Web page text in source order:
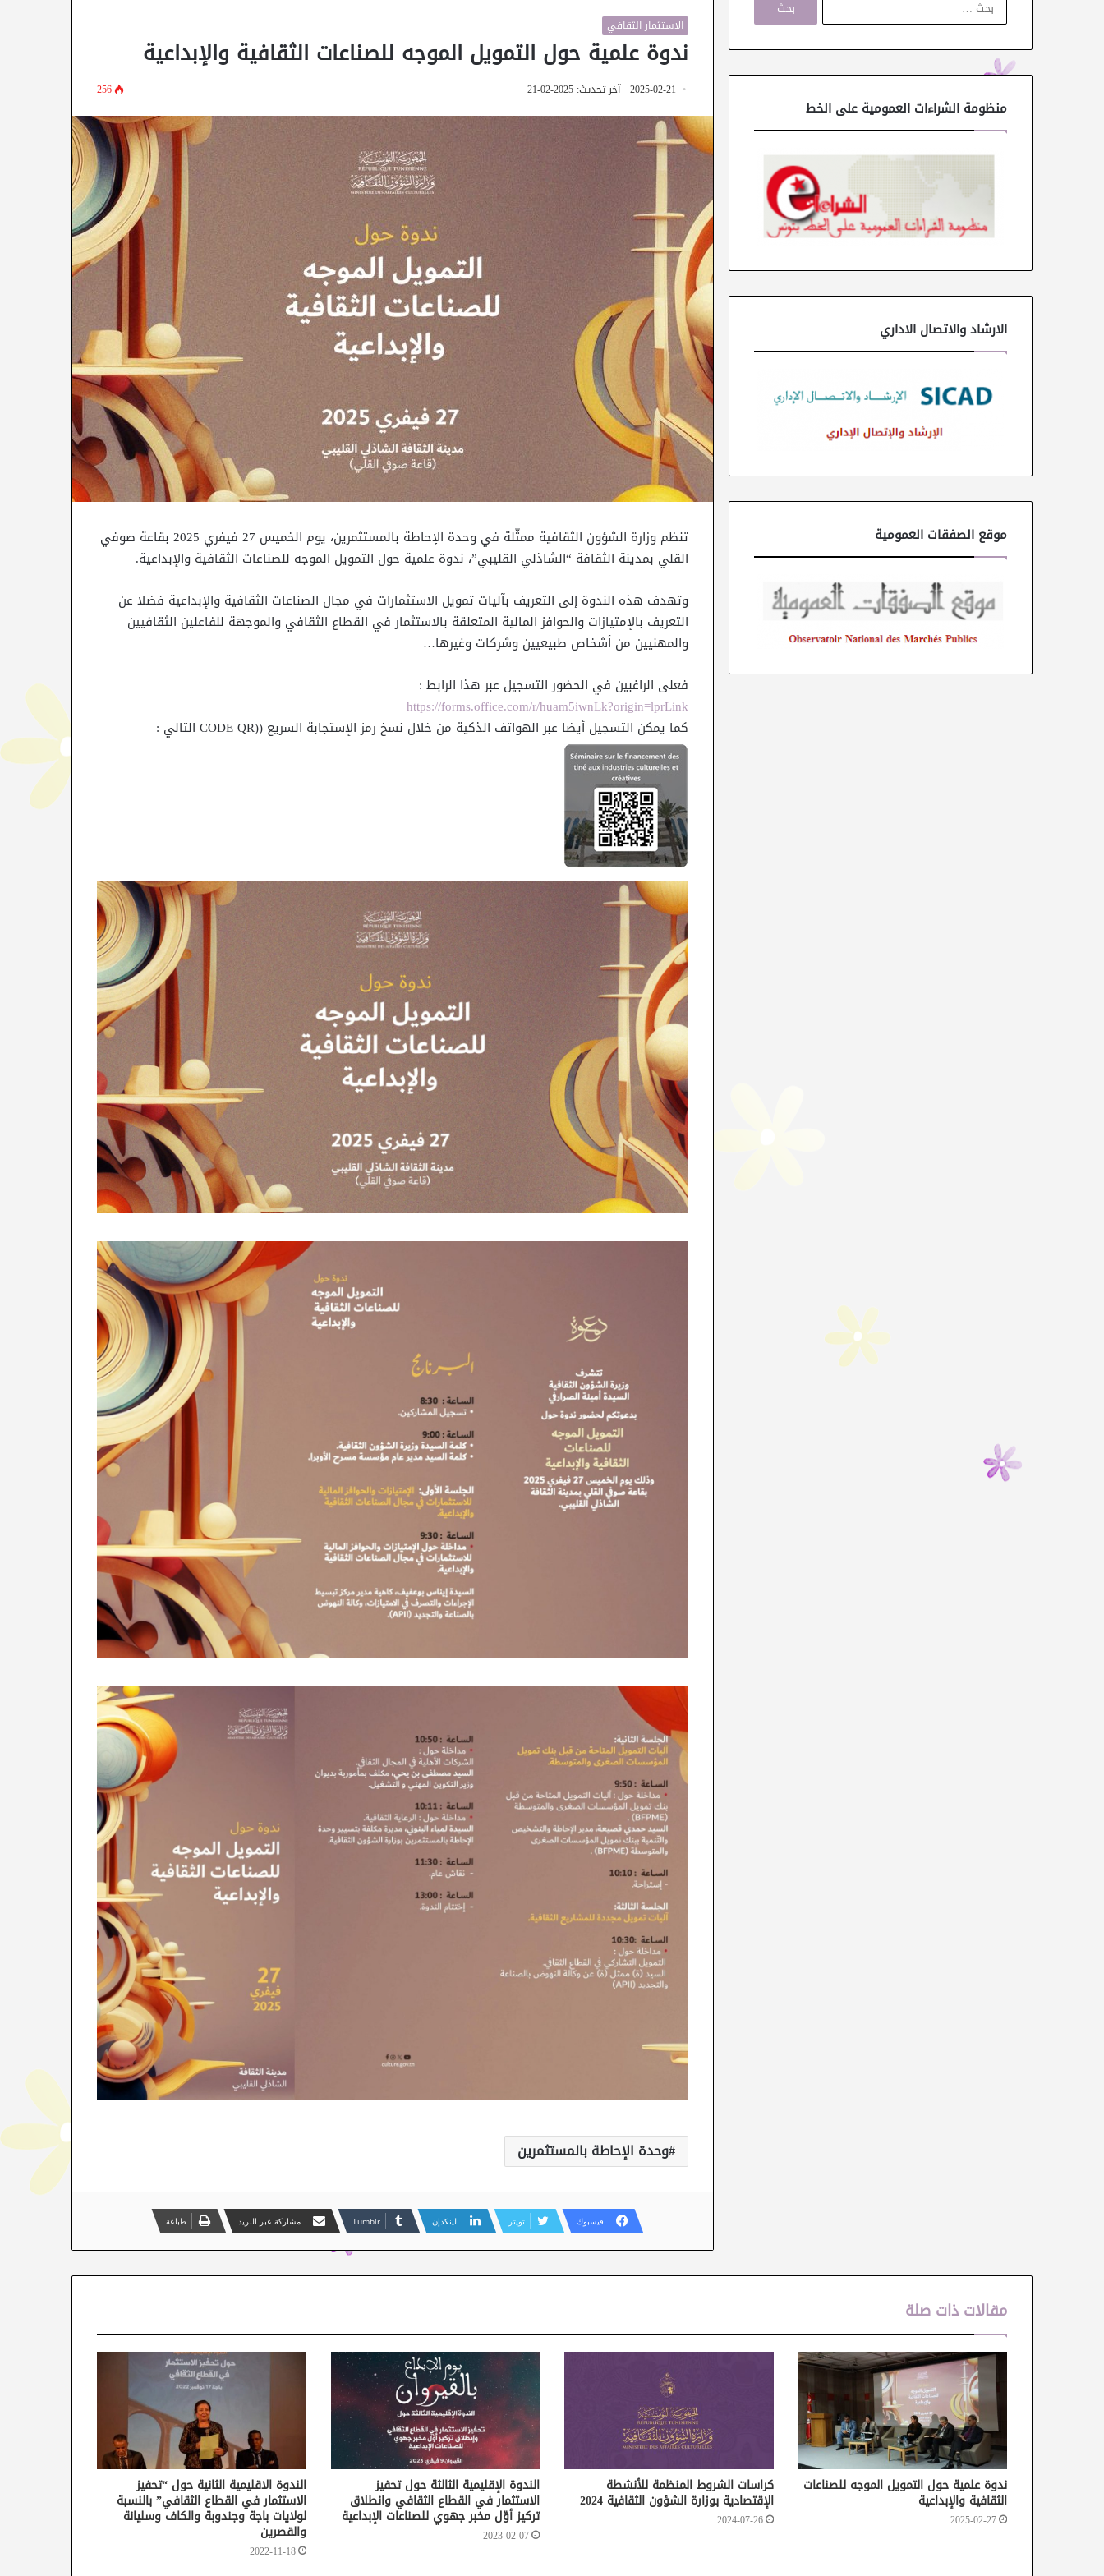
الاستثمار الثقافي
ندوة علمية حول التمويل الموجه للصناعات الثقافية والإبداعية
2025-02-21 آخر تحديث: 2025-02-21 256
تنظم وزارة الشؤون الثقافية ممثّلة في وحدة الإحاطة بالمستثمرين، يوم الخميس 27 فيفري 2025 بقاعة صوفي
القلي بمدينة الثقافة “الشاذلي القليبي”، ندوة علمية حول التمويل الموجه للصناعات الثقافية والإبداعية.
وتهدف هذه الندوة إلى التعريف بآليات تمويل الاستثمارات في مجال الصناعات الثقافية والإبداعية فضلا عن
التعريف بالإمتيازات والحوافز المالية المتعلقة بالاستثمار في القطاع الثقافي والموجهة للفاعلين الثقافيين
والمهنيين من أشخاص طبيعيين وشركات وغيرها…
فعلى الراغبين في الحضور التسجيل عبر هذا الرابط :
https://forms.office.com/r/huam5iwnLk?origin=lprLink
كما يمكن التسجيل أيضا عبر الهواتف الذكية من خلال نسخ رمز الإستجابة السريع ((CODE QR التالي :
وحدة الإحاطة بالمستثمرين
فيسبوك تويتر لينكدإن مشاركة عبر البريد طباعة
ح
ن
منظومة الشراءات العمومية على الخط
الارشاد والاتصال الاداري
موقع الصفقات العمومية
مقالات ذات صلة
ندوة علمية حول التمويل الموجه للصناعات
الثقافية والإبداعية
2025-02-27
كراسات الشروط المنظمة للأنشطة
الإقتصادية بوزارة الشؤون الثقافية 2024
2024-07-26
الندوة الإقليمية الثالثة حول تحفيز
الاستثمار في القطاع الثقافي وانطلاق
تركيز أوّل مخبر جهوي للصناعات الإبداعية
2023-02-07
الندوة الاقليمية الثانية حول “تحفيز
الاستثمار في القطاع الثقافي” بالنسبة
لولايات باجة وجندوبة والكاف وسليانة
والقصرين
2022-11-18